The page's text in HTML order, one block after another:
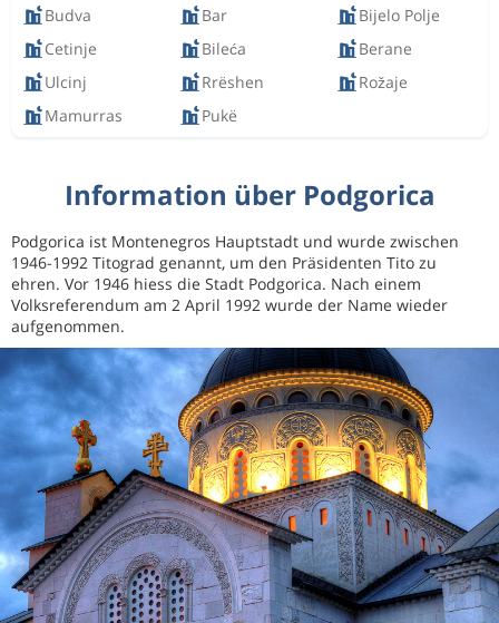
Budva
Bar
Bijelo Polje
Cetinje
Bileća
Berane
Ulcinj
Rrëshen
Rožaje
Mamurras
Pukë
Information über Podgorica
Podgorica ist Montenegros Hauptstadt und wurde zwischen
1946-1992 Titograd genannt, um den Präsidenten Tito zu
ehren. Vor 1946 hiess die Stadt Podgorica. Nach einem
Volksreferendum am 2 April 1992 wurde der Name wieder
aufgenommen.